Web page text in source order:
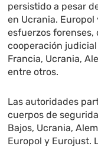
persistido a pesar
en Ucrania.
esfuerzos
cooperación
Francia, Ucrania,
entre otros.
Las autoridades
cuerpos de
Bajos, Ucrania,
Europol y Eurojust.